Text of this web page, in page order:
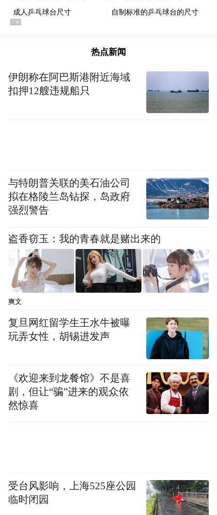
platform and merely provides information storage
space services.”
热点新闻
伊朗称在阿巴斯港附近海域
扣押12艘违规船只
与特朗普关联的美石油公司
拟在格陵兰岛钻探，岛政府
强烈警告
盗香窃玉：我的青春就是赌出来的
爽文
复旦网红留学生王水牛被曝
玩弄女性，胡锡进发声
《欢迎来到龙餐馆》不是喜
剧，但让“骗”进来的观众依
然惊喜
受台风影响，上海525座公园
临时闭园